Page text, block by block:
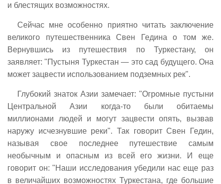
и блестящих возможностях.
Сейчас мне особенно приятно читать заключение
великого путешественника Свен Гедина о том же.
Вернувшись из путешествия по Туркестану, он
заявляет: "Пустыня Туркестан — это сад будущего. Она
может зацвести использованием подземных рек".
Глубокий знаток Азии замечает: "Огромные пустыни
Центральной Азии когда-то были обитаемы
миллионами людей и могут зацвести опять, вызвав
наружу исчезнувшие реки". Так говорит Свен Гедин,
называя свое последнее путешествие самым
необычным и опасным из всей его жизни. И еще
говорит он: "Наши исследования убедили нас еще раз
в величайших возможностях Туркестана, где большие